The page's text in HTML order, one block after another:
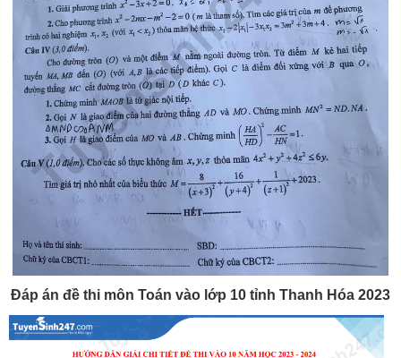
Đáp án đề thi môn Toán vào lớp 10 tỉnh Thanh Hóa 2023